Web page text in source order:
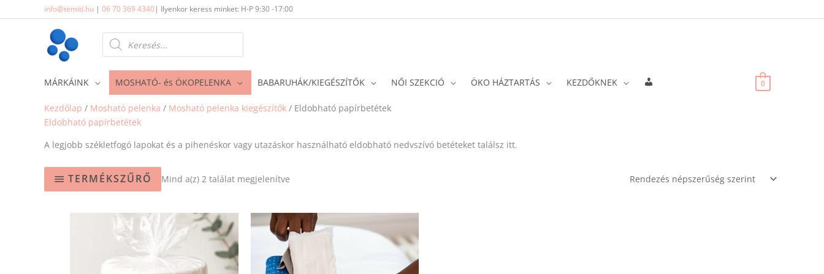
to
info@temiti.hu | 06 70 369 4340| Ilyenkor keress minket: H-P 9:30 -17:00
Products
search
MÁRKÁINK MOSHATÓ- és ÖKOPELENKA BABARUHÁK/KIEGÉSZÍTŐK NŐI SZEKCIÓ ÖKO HÁZTARTÁS KEZDŐKNEK 0
Kezdőlap / Mosható pelenka / Mosható pelenka kiegészítők / Eldobható papírbetétek
Eldobható papírbetétek
A legjobb székletfogó lapokat és a pihenéskor vagy utazáskor használható eldobható nedvszívó betéteket találsz itt.
TERMÉKSZŰRŐ Mind a(z) 2 találat megjelenítve
Sorted
terméknek